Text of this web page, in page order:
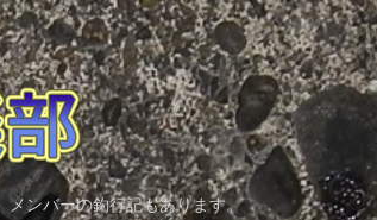
メンバーの釣行記もあります。